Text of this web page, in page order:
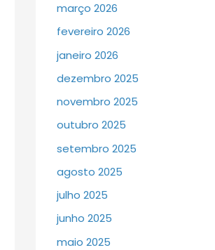
março 2026
fevereiro 2026
janeiro 2026
dezembro 2025
novembro 2025
outubro 2025
setembro 2025
agosto 2025
julho 2025
junho 2025
maio 2025